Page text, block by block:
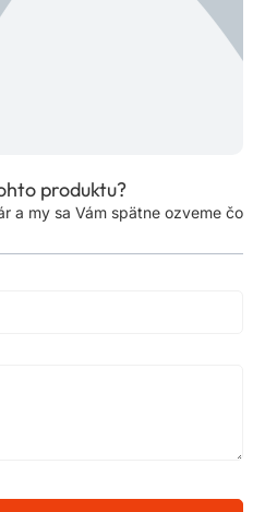
produktu?
a my sa Vám spätne ozveme čo